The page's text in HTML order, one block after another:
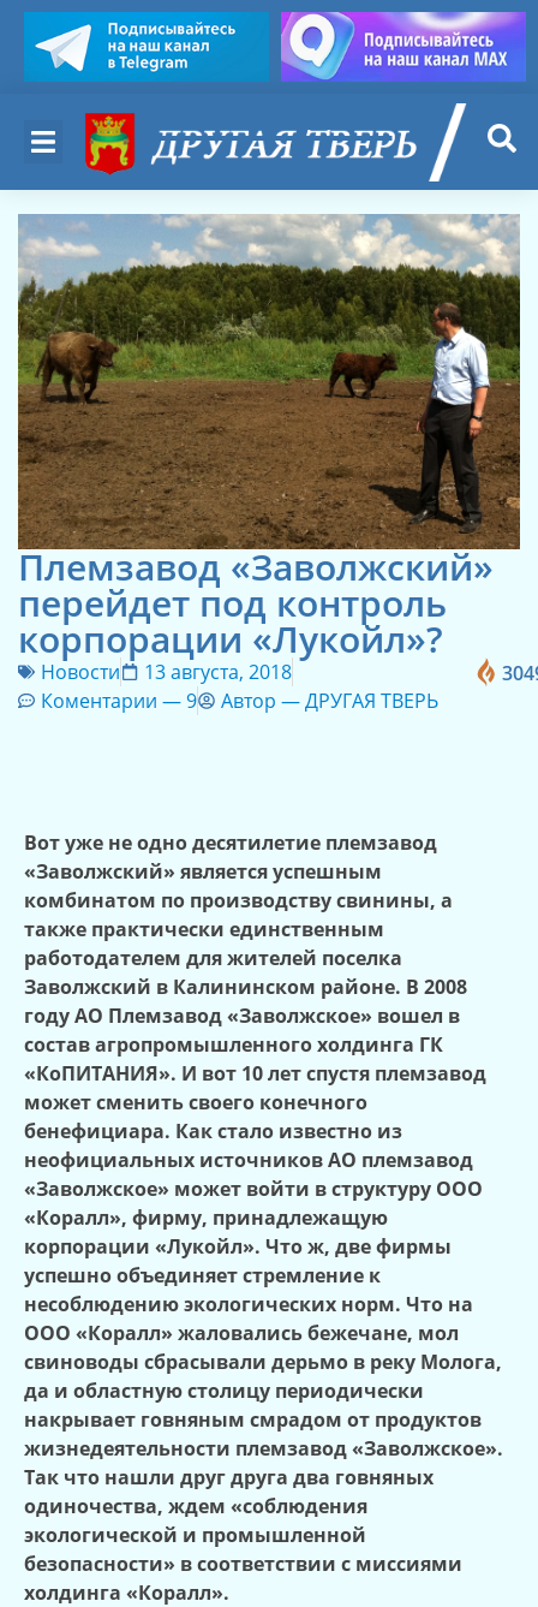
Племзавод «Заволжский»
перейдет под контроль
корпорации «Лукойл»?
Новости
13 августа, 2018
Коментарии —9 Автор —ДРУГАЯ ТВЕРЬ
Вот уже не одно десятилетие племзавод
«Заволжский» является успешным
комбинатом по производству свинины, а
также практически единственным
работодателем для жителей поселка
Заволжский в Калининском районе. В 2008
году АО Племзавод «Заволжское» вошел в
состав агропромышленного холдинга ГК
«КоПИТАНИЯ». И вот 10 лет спустя племзавод
может сменить своего конечного
бенефициара. Как стало известно из
неофициальных источников АО племзавод
«Заволжское» может войти в структуру ООО
«Коралл», фирму, принадлежащую
корпорации «Лукойл». Что ж, две фирмы
успешно объединяет стремление к
несоблюдению экологических норм. Что на
ООО «Коралл» жаловались бежечане, мол
свиноводы сбрасывали дерьмо в реку Молога,
да и областную столицу периодически
накрывает говняным смрадом от продуктов
жизнедеятельности племзавод «Заволжское».
Так что нашли друг друга два говняных
одиночества, ждем «соблюдения
экологической и промышленной
безопасности» в соответствии с миссиями
холдинга «Коралл».